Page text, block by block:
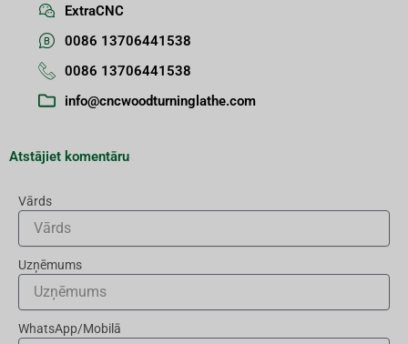
ExtraCNC
0086 13706441538
0086 13706441538
info@cncwoodturninglathe.com
Atstājiet komentāru
Vārds
Uzņēmums
WhatsApp/Mobilā